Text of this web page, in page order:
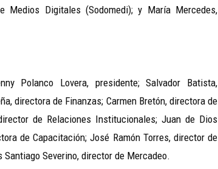
Medios Digitales (Sodomedi); y María Mercedes,
Polanco Lovera, presidente; Salvador Batista,
directora de Finanzas; Carmen Bretón, directora de
de Relaciones Institucionales; Juan de Dios
de Capacitación; José Ramón Torres, director de
Severino, director de Mercadeo.